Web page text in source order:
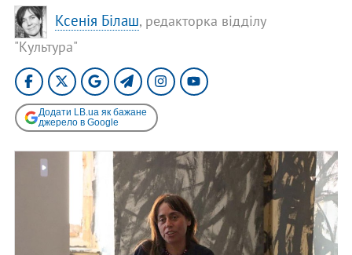
Ксенія Білаш, редакторка відділу
"Культура"
Додати LB.ua як бажане
джерело в Google